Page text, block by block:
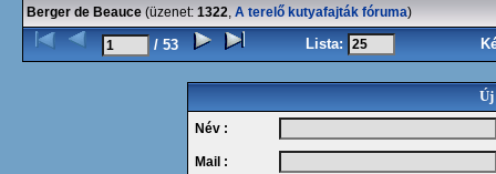
Berger de Beauce (üzenet: 1322, A terelő kutyafajták fóruma)
/ 53 Lista:
Új
Név :
Mail :